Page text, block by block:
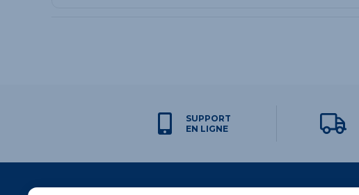
SUPPORT
EN LIGNE